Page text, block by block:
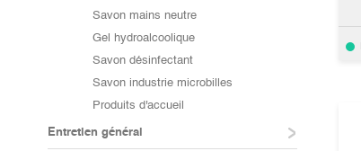
Savon mains neutre
Gel hydroalcoolique
Savon désinfectant
Savon industrie microbilles
Produits d'accueil
Entretien général